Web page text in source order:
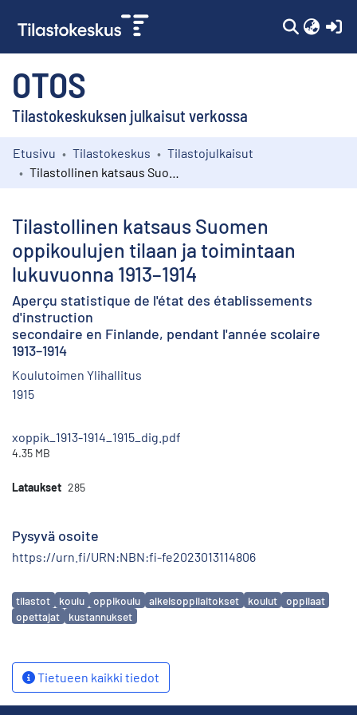
OTOS
Tilastokeskuksen julkaisut verkossa
Kokoelmat
Etusivu Tilastokeskus
Tilastojulkaisut
Tilastollinen katsaus Suomen
oppikoulujen tilaan ja toimintaan
lukuvuonna 1913–1914
Aperçu statistique de l'état des établissements
d'instruction
secondaire en Finlande, pendant l'année scolaire
1913–1914
Koulutoimen Ylihallitus
1915
xoppik_1913-1914_1915_dig.pdf
4.35 MB
Lataukset 285
Pysyvä osoite
https://urn.fi/URN:NBN:fi-fe2023013114806
Avainsanat
tilastot koulu oppikoulu alkeisoppilaitokset koulut
oppilaat
opettajat
kustannukset
Tietueen kaikki tiedot